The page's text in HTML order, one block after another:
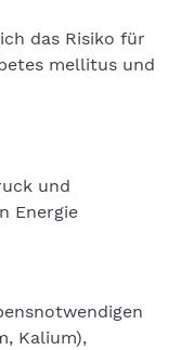
das Risiko für
mellitus und
und
Energie
Kalium),